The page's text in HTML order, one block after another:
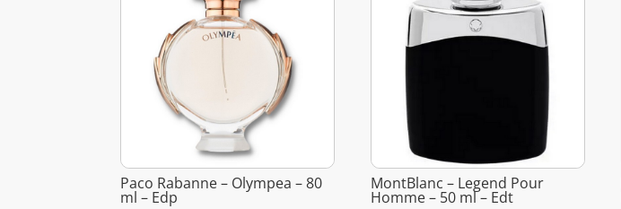
Paco Rabanne – Olympea – 80
ml – Edp
MontBlanc – Legend Pour
Homme – 50 ml – Edt